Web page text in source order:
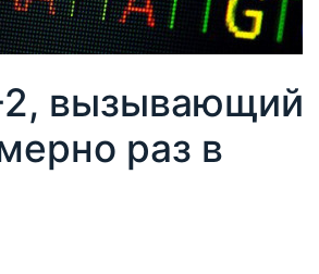
2, вызывающий
раз в